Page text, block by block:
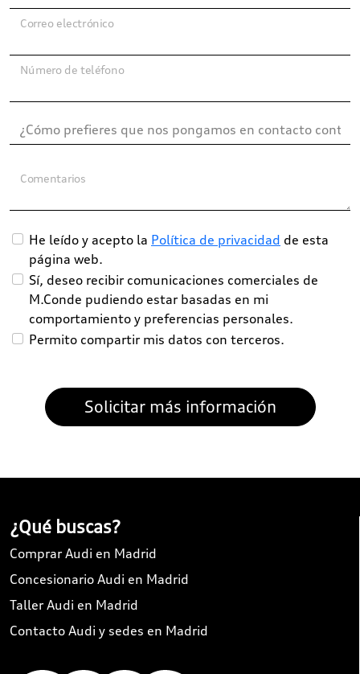
Correo electrónico
Número de teléfono
Comentarios
He leído y acepto la Política de privacidad de esta
página web.
Sí, deseo recibir comunicaciones comerciales de
M.Conde pudiendo estar basadas en mi
comportamiento y preferencias personales.
Permito compartir mis datos con terceros.
¿Qué buscas?
Comprar Audi en Madrid
Concesionario Audi en Madrid
Taller Audi en Madrid
Contacto Audi y sedes en Madrid